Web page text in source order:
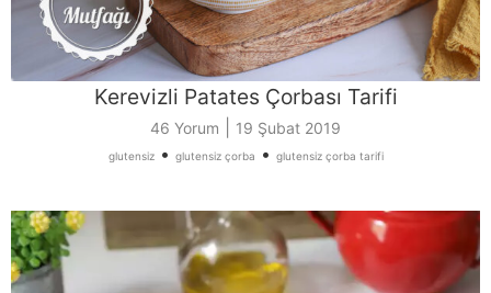
Kerevizli Patates Çorbası Tarifi
46 Yorum 19 Şubat 2019
glutensiz• glutensiz çorba • glutensiz çorba tarifi